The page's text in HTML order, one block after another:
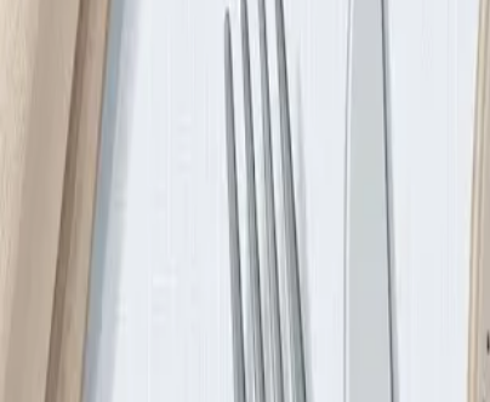
Цель: 25–30 г клетчатки в день.
Источники: овощи, фрукты, бобовые,
Минимум ультраобработанных продуктов
Чипсы, печенье, сладкие напитки, фастфуд —
сигналы голода.
Правило: если продукт содержит более 5